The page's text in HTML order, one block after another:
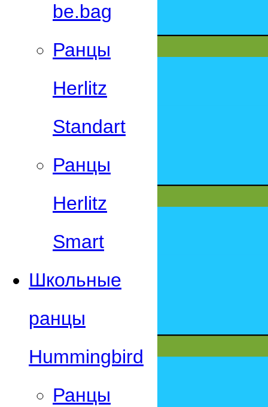
be.bag
Ранцы
Herlitz
Standart
Ранцы
Herlitz
Smart
Школьные
ранцы
Hummingbird
Ранцы